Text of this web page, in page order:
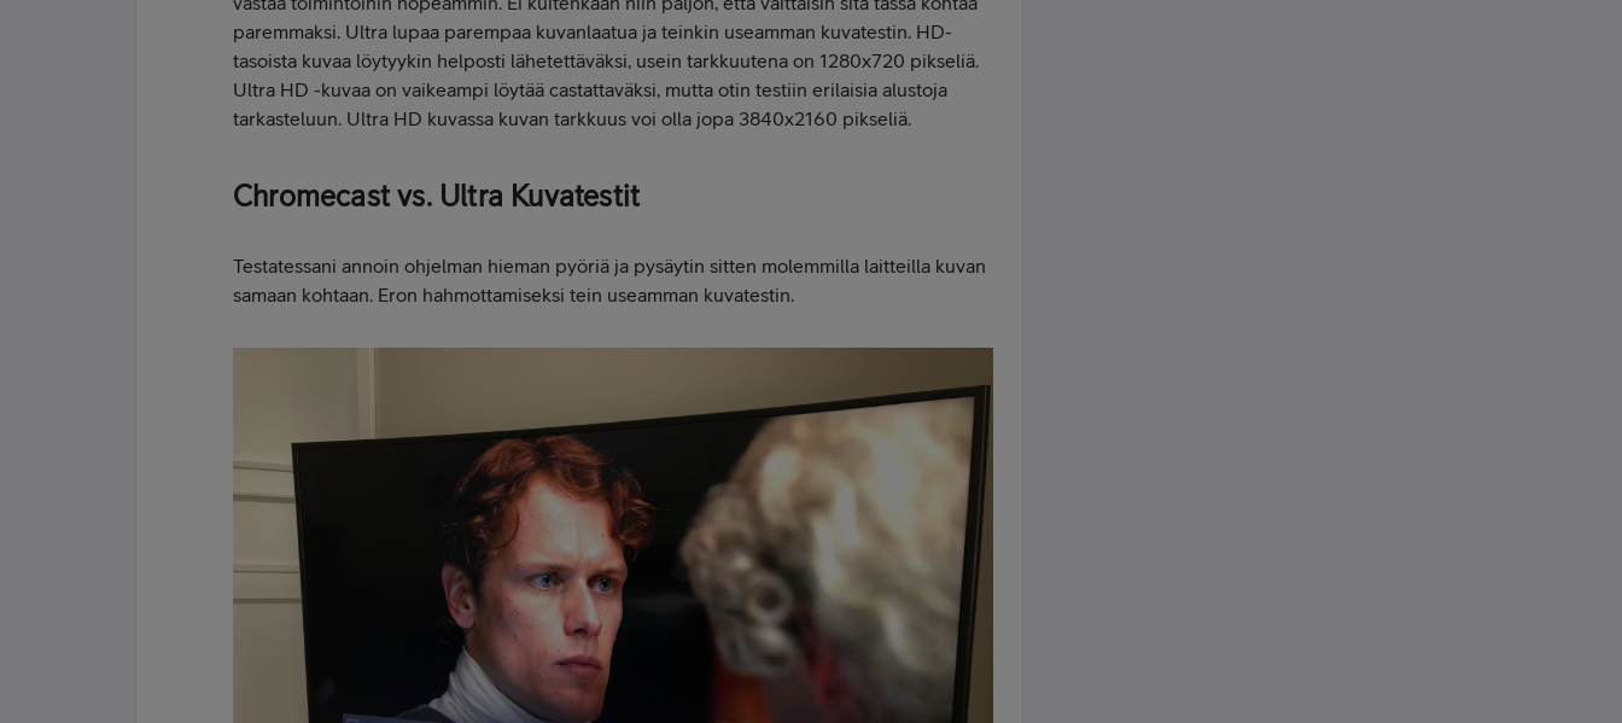
paremmaksi. Ultra lupaa parempaa kuvanlaatua ja teinkin useamman kuvatestin. HD-
tasoista kuvaa löytyykin helposti lähetettäväksi, usein tarkkuutena on 1280x720 pikseliä.
Ultra HD -kuvaa on vaikeampi löytää castattaväksi, mutta otin testiin erilaisia alustoja
tarkasteluun. Ultra HD kuvassa kuvan tarkkuus voi olla jopa 3840x2160 pikseliä.
Chromecast vs. Ultra Kuvatestit
Testatessani annoin ohjelman hieman pyöriä ja pysäytin sitten molemmilla laitteilla kuvan
samaan kohtaan. Eron hahmottamiseksi tein useamman kuvatestin.